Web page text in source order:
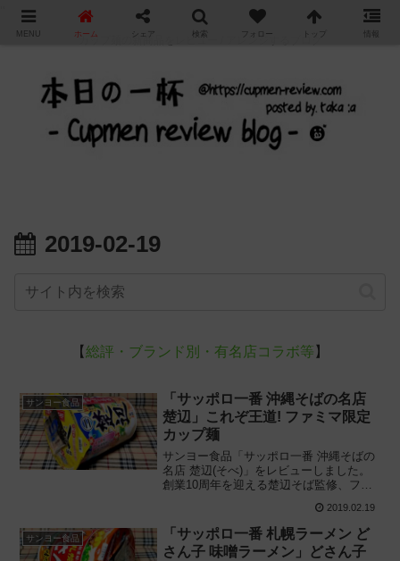
カップ麺の新商品をレビュー / アレンジするブログ
2019-02-19
【総評・ブランド別・有名店コラボ等 】
サンヨー食品
「サッポロ一番 沖縄そばの名店
楚辺」これぞ王道! ファミマ限定
カップ麺
サンヨー食品「サッポロ一番 沖縄そばの
名店 楚辺(そべ)」をレビューしました。
創業10周年を迎える楚辺そば監修、ファ
想に基づいて評価し、沖縄そばの歴史や
特徴も解説しています。
2019.02.19
サンヨー食品
「サッポロ一番 札幌ラーメン ど
さん子 味噌ラーメン」どさん子
MENU ホーム シェア 検索 フォロー トップ 情報